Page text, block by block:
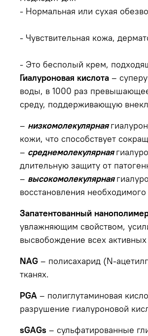
- Нормальная или сухая
- Чувствительная кожа,
- Это бесполый крем,
Гиалуроновая кислота –
воды, в 1000 раз
среду, поддерживающую
– низкомолекулярная
кожи, что способствует
– среднемолекулярная
длительную защиту от
– высокомолекулярная
восстановления
Запатентованный
увлажняющим свойством,
высвобождение всех
NAG – полисахарид (N-
тканях.
PGA – полиглутаминовая
разрушение гиалуроновой
sGAGs – сульфатированные